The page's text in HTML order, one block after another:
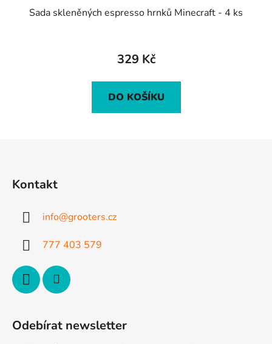
Sada skleněných espresso hrnků Minecraft - 4 ks
329 Kč
DO KOŠÍKU
Kontakt
info@grooters.cz
777 403 579
Odebírat newsletter